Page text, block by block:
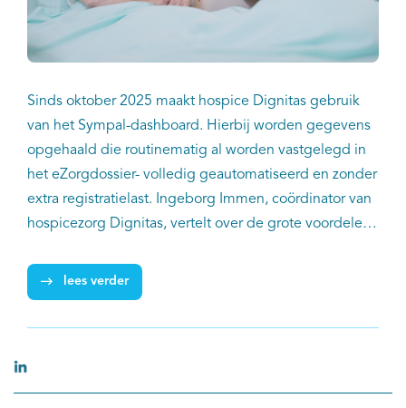
Sinds oktober 2025 maakt hospice Dignitas gebruik
van het Sympal-dashboard. Hierbij worden gegevens
opgehaald die routinematig al worden vastgelegd in
het eZorgdossier- volledig geautomatiseerd en zonder
extra registratielast. Ingeborg Immen, coördinator van
hospicezorg Dignitas, vertelt over de grote voordelen
lees verder